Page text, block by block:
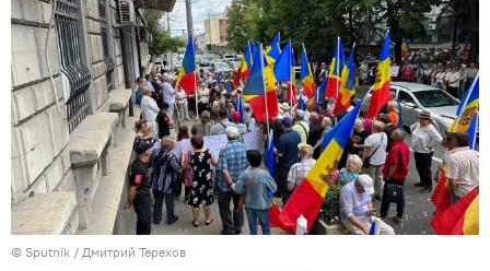
© Sputnik / Дмитрий Терехов